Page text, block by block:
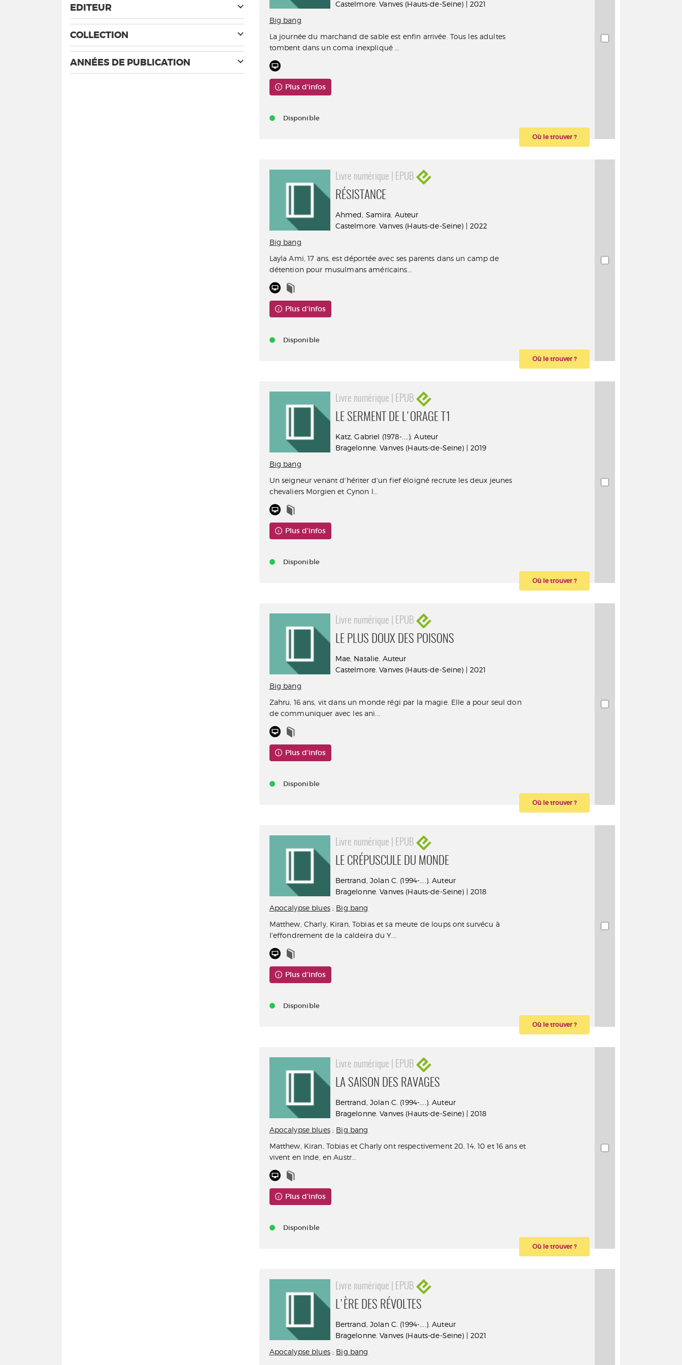
Castelmore. Vanves (Hauts-de-Seine) | 2021
Big bang
La journée du marchand de sable est enfin arrivée. Tous les adultes
tombent dans un coma inexpliqué ...
Plus d'infos
Disponible
Où le trouver ?
Livre numérique | EPUB
RÉSISTANCE
Ahmed, Samira. Auteur
Castelmore. Vanves (Hauts-de-Seine) | 2022
Big bang
Layla Ami, 17 ans, est déportée avec ses parents dans un camp de
détention pour musulmans américains...
Plus d'infos
Disponible
Où le trouver ?
Livre numérique | EPUB
LE SERMENT DE L'ORAGE T1
Katz, Gabriel (1978-....). Auteur
Bragelonne. Vanves (Hauts-de-Seine) | 2019
Big bang
Un seigneur venant d'hériter d'un fief éloigné recrute les deux jeunes
chevaliers Morgien et Cynon l...
Plus d'infos
Disponible
Où le trouver ?
Livre numérique | EPUB
LE PLUS DOUX DES POISONS
Mae, Natalie. Auteur
Castelmore. Vanves (Hauts-de-Seine) | 2021
Big bang
Zahru, 16 ans, vit dans un monde régi par la magie. Elle a pour seul don
de communiquer avec les ani...
Plus d'infos
Disponible
Où le trouver ?
Livre numérique | EPUB
LE CRÉPUSCULE DU MONDE
Bertrand, Jolan C. (1994-....). Auteur
Bragelonne. Vanves (Hauts-de-Seine) | 2018
Apocalypse blues; Big bang
Matthew, Charly, Kiran, Tobias et sa meute de loups ont survécu à
l'effondrement de la caldeira du Y...
Plus d'infos
Disponible
Où le trouver ?
Livre numérique | EPUB
LA SAISON DES RAVAGES
Bertrand, Jolan C. (1994-....). Auteur
Bragelonne. Vanves (Hauts-de-Seine) | 2018
Apocalypse blues; Big bang
Matthew, Kiran, Tobias et Charly ont respectivement 20, 14, 10 et 16 ans et
vivent en Inde, en Austr...
Plus d'infos
Disponible
Où le trouver ?
Livre numérique | EPUB
L'ÈRE DES RÉVOLTES
Bertrand, Jolan C. (1994-....). Auteur
Bragelonne. Vanves (Hauts-de-Seine) | 2021
Apocalypse blues; Big bang
EDITEUR
COLLECTION
ANNÉES DE PUBLICATION